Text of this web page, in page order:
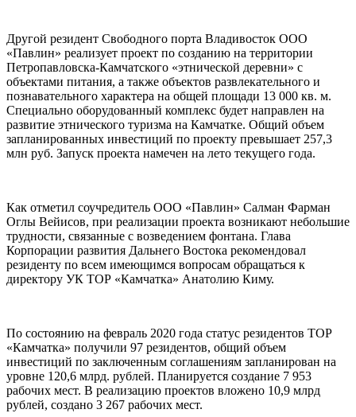
Другой резидент Свободного порта Владивосток ООО
«Павлин» реализует проект по созданию на территории
Петропавловска-Камчатского «этнической деревни» с
объектами питания, а также объектов развлекательного и
познавательного характера на общей площади 13 000 кв. м.
Специально оборудованный комплекс будет направлен на
развитие этнического туризма на Камчатке. Общий объем
запланированных инвестиций по проекту превышает 257,3
млн руб. Запуск проекта намечен на лето текущего года.
Как отметил соучредитель ООО «Павлин» Салман Фарман
Оглы Вейисов, при реализации проекта возникают небольшие
трудности, связанные с возведением фонтана. Глава
Корпорации развития Дальнего Востока рекомендовал
резиденту по всем имеющимся вопросам обращаться к
директору УК ТОР «Камчатка» Анатолию Киму.
По состоянию на февраль 2020 года статус резидентов ТОР
«Камчатка» получили 97 резидентов, общий объем
инвестиций по заключенным соглашениям запланирован на
уровне 120,6 млрд. рублей. Планируется создание 7 953
рабочих мест. В реализацию проектов вложено 10,9 млрд
рублей, создано 3 267 рабочих мест.